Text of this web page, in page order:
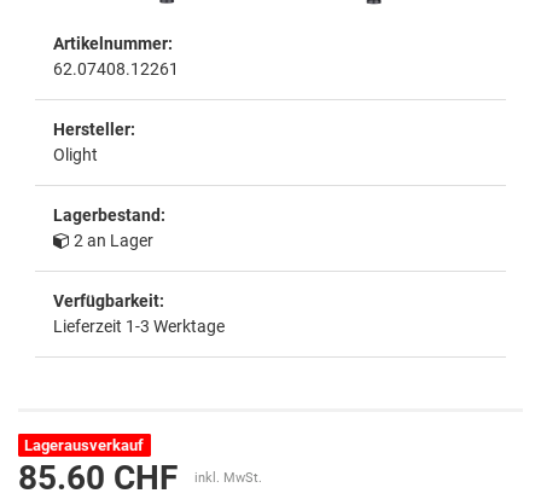
Artikelnummer:
62.07408.12261
Hersteller:
Olight
Lagerbestand:
2 an Lager
Verfügbarkeit:
Lieferzeit 1-3 Werktage
Lagerausverkauf
85.60 CHF inkl. MwSt.